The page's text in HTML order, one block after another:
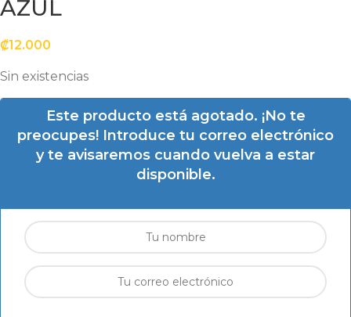
AZUL
₡12.000
Sin existencias
Este producto está agotado. ¡No te
preocupes! Introduce tu correo electrónico
y te avisaremos cuando vuelva a estar
disponible.